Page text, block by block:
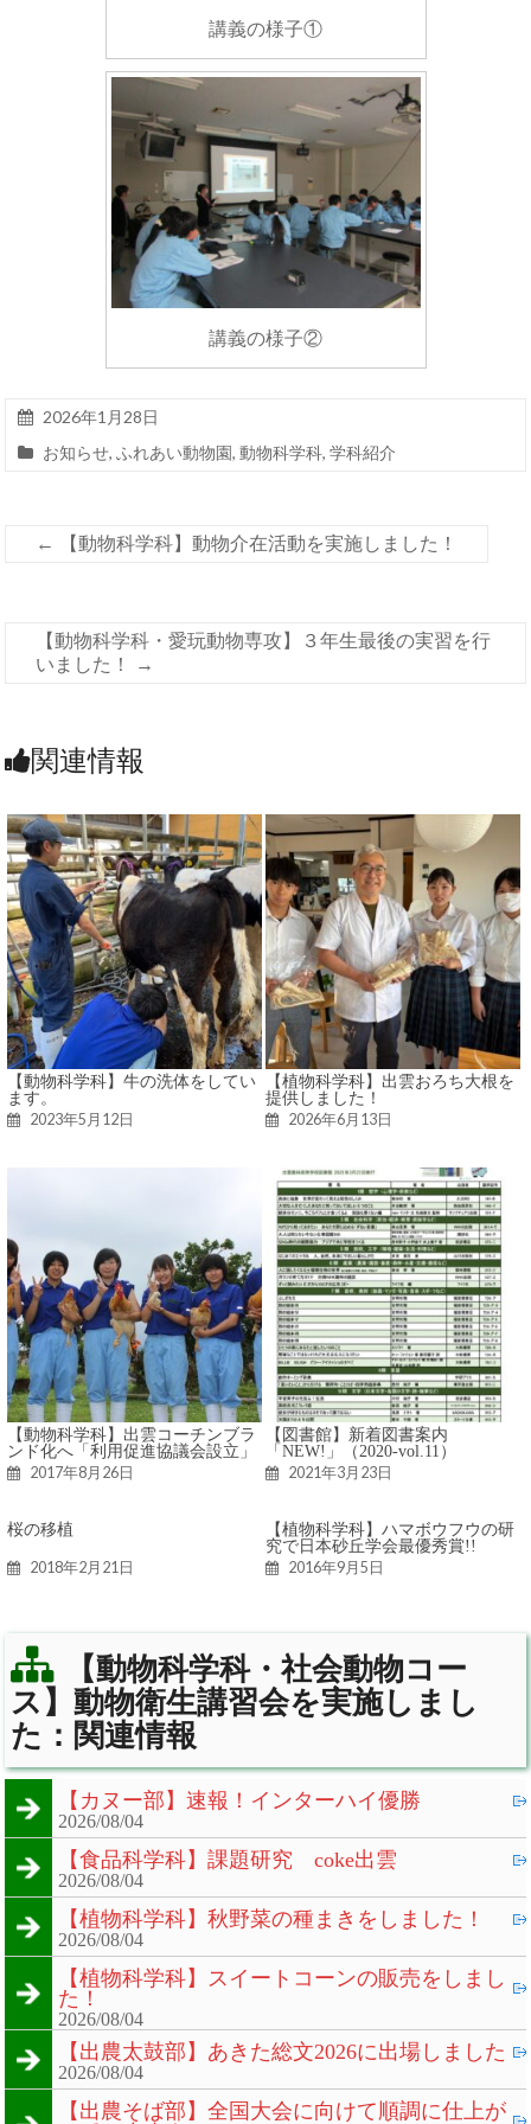
講義の様子①
講義の様子②
2026年1月28日
お知らせ,ふれあい動物園,動物科学科,学科紹介
← 【動物科学科】動物介在活動を実施しました！
【動物科学科・愛玩動物専攻】３年生最後の実習を行
いました！
→
関連情報
【動物科学科】牛の洗体をしてい
ます。
2023年5月12日
【植物科学科】出雲おろち大根を
提供しました！
2026年6月13日
【動物科学科】出雲コーチンブラ
ンド化へ「利用促進協議会設立」
2017年8月26日
【図書館】新着図書案内
「NEW!」（2020-vol.11）
2021年3月23日
桜の移植
2018年2月21日
【植物科学科】ハマボウフウの研
究で日本砂丘学会最優秀賞!!
2016年9月5日
【動物科学科・社会動物コー
ス】動物衛生講習会を実施しまし
た：関連情報
【カヌー部】速報！インターハイ優勝
2026/08/04
【食品科学科】課題研究 coke出雲
2026/08/04
【植物科学科】秋野菜の種まきをしました！
2026/08/04
【植物科学科】スイートコーンの販売をしまし
た！
2026/08/04
【出農太鼓部】あきた総文2026に出場しました
2026/08/04
【出農そば部】全国大会に向けて順調に仕上が